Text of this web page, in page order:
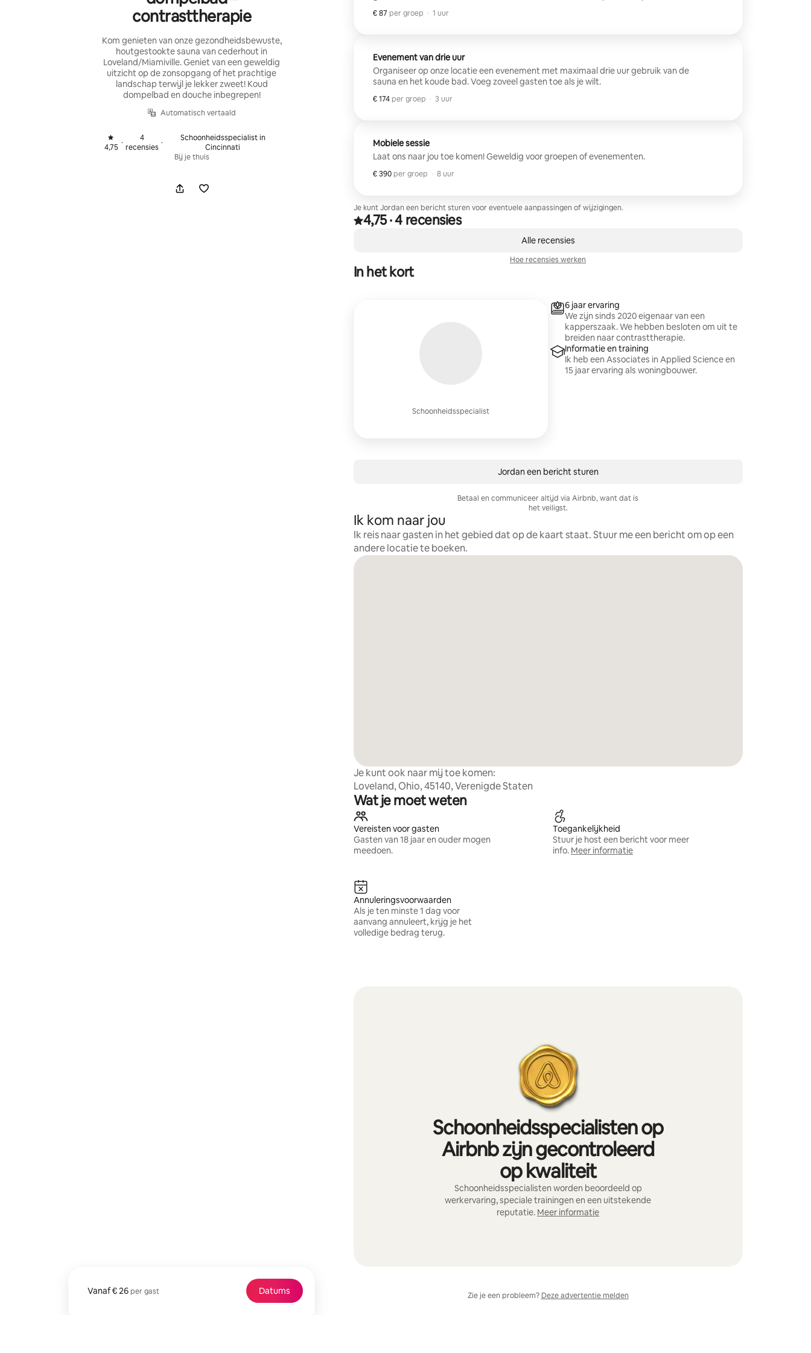
contrasttherapie
Kom genieten van onze gezondheidsbewuste,
houtgestookte sauna van cederhout in
Loveland/Miamiville. Geniet van een geweldig
uitzicht op de zonsopgang of het prachtige
landschap terwijl je lekker zweet! Koud
dompelbad en douche inbegrepen!
Automatisch vertaald
4,75 ,
·
4
recensies
, ·
Schoonheidsspecialist in
Cincinnati
Bij je thuis
Vanaf€ 26 per gast
Vanaf € 26 per gast Datums
€ 87 per groep
€ 87 per groep
, · 1 uur
Evenement van drie uur
Organiseer op onze locatie een evenement met maximaal drie uur gebruik van de
sauna en het koude bad. Voeg zoveel gasten toe als je wilt.
€ 174 per groep
€ 174 per groep
, · 3 uur
Mobiele sessie
Laat ons naar jou toe komen! Geweldig voor groepen of evenementen.
€ 390 per groep
€ 390 per groep
, · 8 uur
Je kunt Jordan een bericht sturen voor eventuele aanpassingen of wijzigingen.
4,75 van 5 sterren op basis van 4 recensies
4,75
, ·4 recensies
Alle recensies
Hoe recensies werken
In het kort
Schoonheidsspecialist
6 jaar ervaring
We zijn sinds 2020 eigenaar van een
kapperszaak. We hebben besloten om uit te
breiden naar contrasttherapie.
Informatie en training
Ik heb een Associates in Applied Science en
15 jaar ervaring als woningbouwer.
Jordan een bericht sturen
Betaal en communiceer altijd via Airbnb, want dat is
het veiligst.
Ik kom naar jou
Ik reis naar gasten in het gebied dat op de kaart staat. Stuur me een bericht om op een
andere locatie te boeken.
Je kunt ook naar mij toe komen:
Loveland, Ohio, 45140, Verenigde Staten
Wat je moet weten
Vereisten voor gasten
Gasten van 18 jaar en ouder mogen
meedoen.
Toegankelijkheid
Stuur je host een bericht voor meer
info. Meer informatie
Annuleringsvoorwaarden
Als je ten minste 1 dag voor
aanvang annuleert, krijg je het
volledige bedrag terug.
Schoonheidsspecialisten op
Airbnb zijn gecontroleerd
op kwaliteit
Schoonheidsspecialisten worden beoordeeld op
werkervaring, speciale trainingen en een uitstekende
reputatie. Meer informatie
Zie je een probleem? Deze advertentie melden